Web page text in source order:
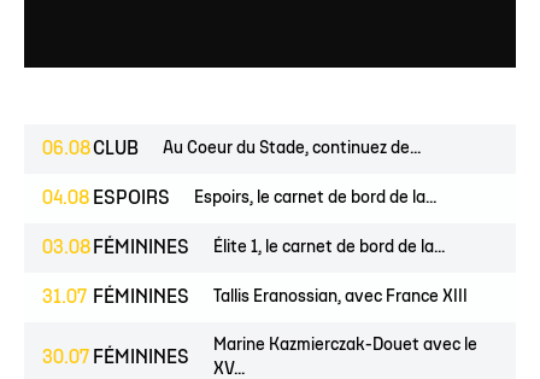
06.08CLUB Au Coeur du Stade, continuez de...
04.08 ESPOIRS Espoirs, le carnet de bord de la...
03.08 FÉMININES Élite 1, le carnet de bord de la...
31.07 FÉMININES Tallis Eranossian, avec France XIII
30.07 FÉMININES
Marine Kazmierczak-Douet avec le
XV...